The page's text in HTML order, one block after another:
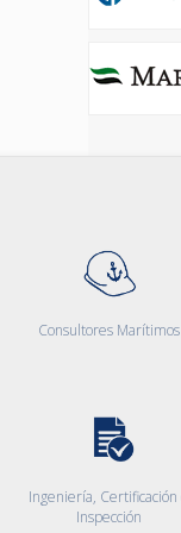
Consultores Marítimos
Ingeniería, Certificación
Inspección